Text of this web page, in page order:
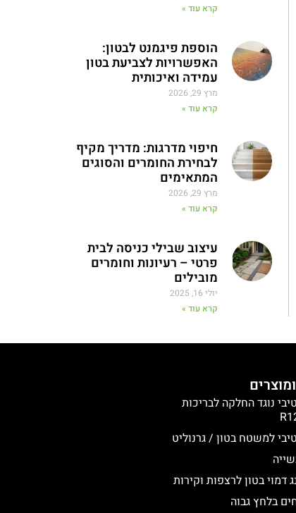
קרא עוד »
הוספת פיגמנט לבטון:
האפשרויות לצביעת בטון
עמידה ואיכותית
מרץ 29, 2026
קרא עוד »
חיפוי מדרגות: מדריך מקיף
לבחירת החומרים והסוגים
המתאימים
מרץ 29, 2026
קרא עוד »
עיצוב שבילי כניסה לבית
פרטי – רעיונות וחומרים
מובילים
יולי 16, 2025
קרא עוד »
נוגד החלקה לבריכות
למשטח בטון / גרנוליט
דמוי בטון לרצפות וקירות
בלחץ גבוה